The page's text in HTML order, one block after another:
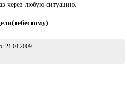
через любую ситуацию.
21.03.2009